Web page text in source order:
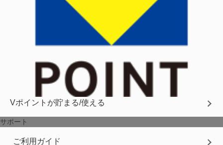
Vポイントが貯まる/使える
サポート
ご利用ガイド